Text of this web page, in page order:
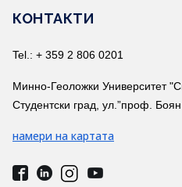
КОНТАКТИ
Tel.: + 359 2 806 0201
Минно-Геоложки Университет
Студентски град, ул.”проф.
намери на картата